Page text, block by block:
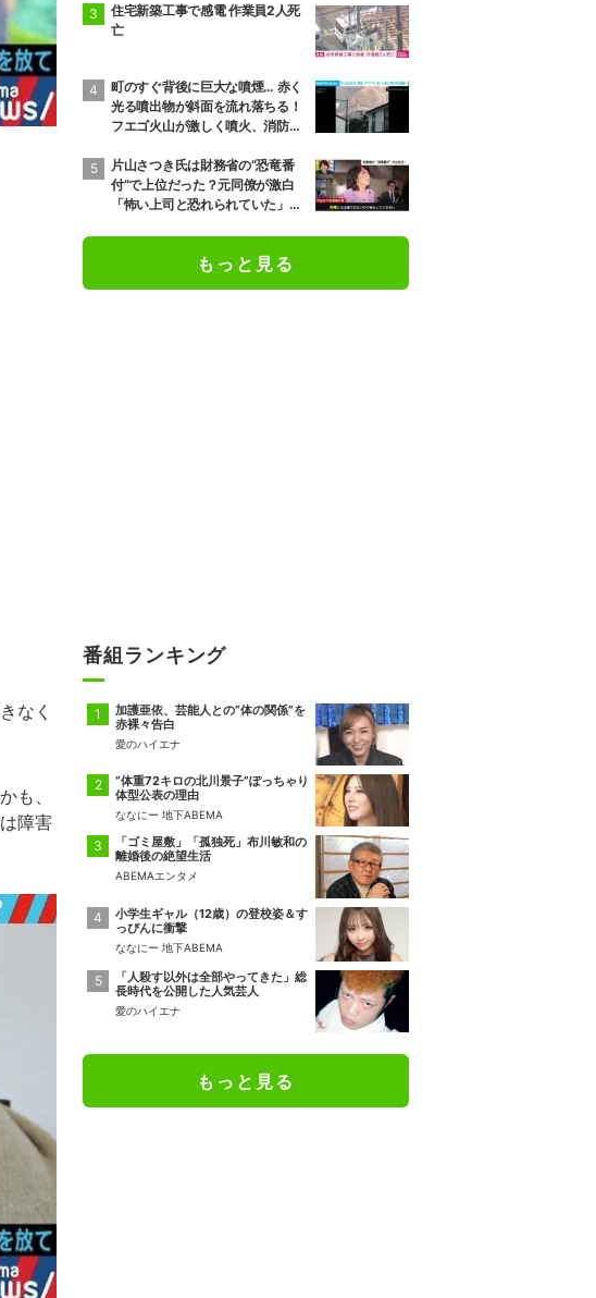
なく
も、
障害
住宅新築工事で感電 作業員2人死
亡
町のすぐ背後に巨大な噴煙… 赤く
光る噴出物が斜面を流れ落ちる！
フエゴ火山が激しく噴火、消防隊
に追われた緊迫の現場 グアテマラ
片山さつき氏は財務省の“恐竜番
付”で上位だった？元同僚が激白
「怖い上司と恐れられていた」
もっと見る
番組ランキング
加護亜依、芸能人との“体の関係”を
赤裸々告白
愛のハイエナ
“体重72キロの北川景子”ぽっちゃり
体型公表の理由
ななにー 地下ABEMA
「ゴミ屋敷」「孤独死」布川敏和の
離婚後の絶望生活
ABEMAエンタメ
小学生ギャル（12歳）の登校姿＆す
っぴんに衝撃
ななにー 地下ABEMA
「人殺す以外は全部やってきた」総
長時代を公開した人気芸人
愛のハイエナ
もっと見る